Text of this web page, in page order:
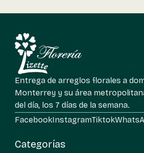
Categorías
Entrega de arreglos florales a
Monterrey y su área
del día, los 7 días de la semana.
FacebookInstagramTiktok